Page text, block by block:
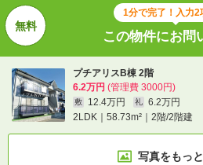
1分で完了！入力2
この物件にお問
プチアリスB棟 2階
6.2万円 (管理費 3000円)
敷 12.4万円 礼
6.2万円
2LDK｜58.73m²｜2階/2階建
写真をもっ